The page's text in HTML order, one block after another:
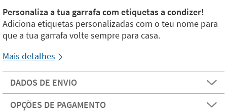
Personaliza a tua garrafa com etiquetas a condizer!
Adiciona etiquetas personalizadas com o teu nome para
que a tua garrafa volte sempre para casa.
Mais detalhes
DADOS DE ENVIO
OPÇÕES DE PAGAMENTO